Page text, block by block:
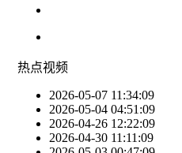
热点视频
2026-05-07 11:34:09
2026-05-04 04:51:09
2026-04-26 12:22:09
2026-04-30 11:11:09